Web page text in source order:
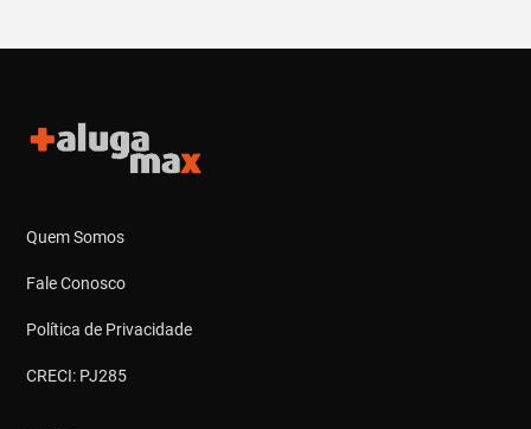
Quem Somos
Fale Conosco
Política de Privacidade
CRECI: PJ285